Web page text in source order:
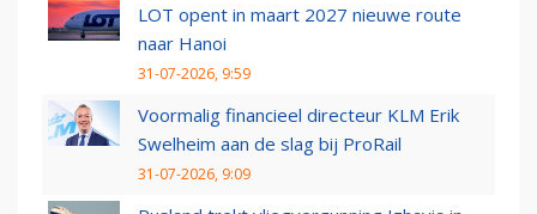
LOT opent in maart 2027 nieuwe route
naar Hanoi
31-07-2026, 9:59
Voormalig financieel directeur KLM Erik
Swelheim aan de slag bij ProRail
31-07-2026, 9:09